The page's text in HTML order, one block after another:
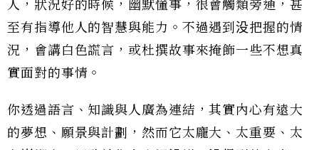
人，狀況好的時候，幽默懂事，很會觸類旁通，甚
至有指導他人的智慧與能力。不過遇到没把握的情
況，會講白色謊言，或杜撰故事來掩飾一些不想真
實面對的事情。
你透過語言、知識與人廣為連結，其實內心有遠大
的夢想、願景與計劃，然而它太龐大、太重要、太